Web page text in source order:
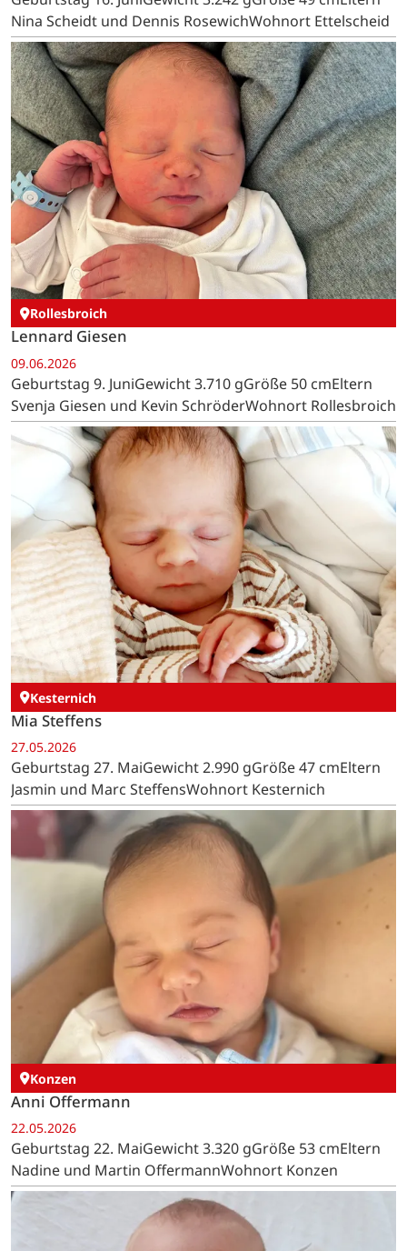
Nina Scheidt und Dennis RosewichWohnort Ettelscheid
Rollesbroich
Lennard Giesen
09.06.2026
Geburtstag 9. JuniGewicht 3.710 gGröße 50 cmEltern
Svenja Giesen und Kevin SchröderWohnort Rollesbroich
Kesternich
Mia Steffens
27.05.2026
Geburtstag 27. MaiGewicht 2.990 gGröße 47 cmEltern
Jasmin und Marc SteffensWohnort Kesternich
Konzen
Anni Offermann
22.05.2026
Geburtstag 22. MaiGewicht 3.320 gGröße 53 cmEltern
Nadine und Martin OffermannWohnort Konzen